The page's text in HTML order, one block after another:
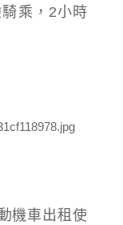
乘，2小時
機車出租使